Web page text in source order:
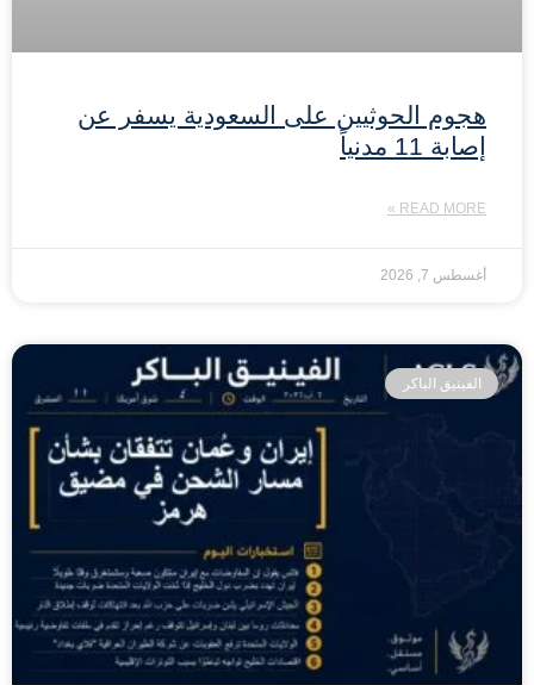
هجوم الحوثيين على السعودية يسفر عن
إصابة 11 مدنياً
READ MORE »
أغسطس 7, 2026
الفينيق الباكر